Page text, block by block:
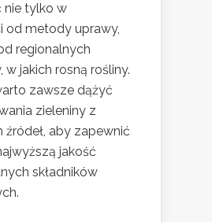
nie tylko w
od metody uprawy,
regionalnych
w jakich rosną rośliny.
zawsze dążyć
zieleniny z
źródeł, aby zapewnić
jakość
składników